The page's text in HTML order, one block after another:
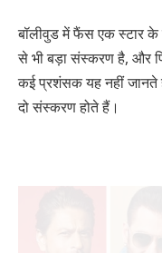
बॉलीवुड में फैंस एक स्टार के
से भी बड़ा संस्करण है, और
कई प्रशंसक यह नहीं जानते
दो संस्करण होते हैं।